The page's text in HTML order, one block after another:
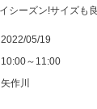
2022/05/19
10:00～11:00
矢作川